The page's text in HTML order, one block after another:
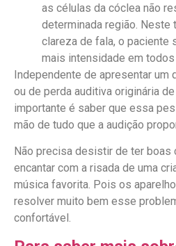
as células da cóclea não
determinada região. Neste
clareza de fala, o paciente
mais intensidade em
Independente de apresentar um
ou de perda auditiva originária
importante é saber que essa
mão de tudo que a audição
Não precisa desistir de ter boas
encantar com a risada de uma
música favorita. Pois os
resolver muito bem esse
confortável.